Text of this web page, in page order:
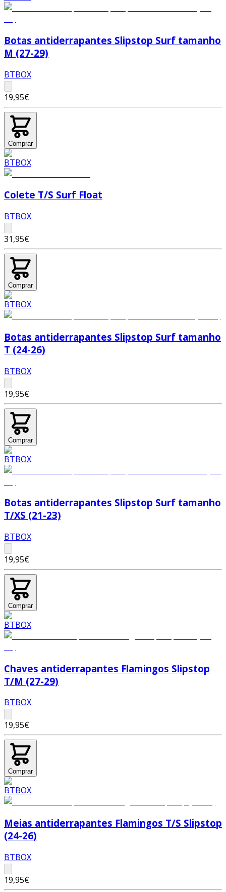
Botas antiderrapantes Slipstop Surf tamanho
M (27-29)
BTBOX
19,95€
Comprar
Colete T/S Surf Float
BTBOX
31,95€
Comprar
Botas antiderrapantes Slipstop Surf tamanho
T (24-26)
BTBOX
19,95€
Comprar
Botas antiderrapantes Slipstop Surf tamanho
T/XS (21-23)
BTBOX
19,95€
Comprar
Chaves antiderrapantes Flamingos Slipstop
T/M (27-29)
BTBOX
19,95€
Comprar
Meias antiderrapantes Flamingos T/S Slipstop
(24-26)
BTBOX
19,95€